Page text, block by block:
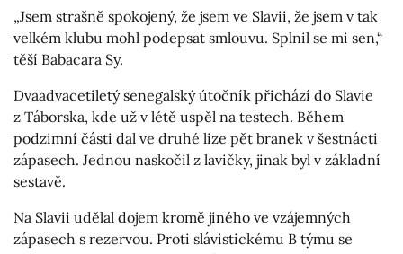
„Jsem strašně spokojený, že jsem ve Slavii, že jsem v tak
velkém klubu mohl podepsat smlouvu. Splnil se mi sen,“
těší Babacara Sy.
Dvaadvacetiletý senegalský útočník přichází do Slavie
z Táborska, kde už v létě uspěl na testech. Během
podzimní části dal ve druhé lize pět branek v šestnácti
zápasech. Jednou naskočil z lavičky, jinak byl v základní
sestavě.
Na Slavii udělal dojem kromě jiného ve vzájemných
zápasech s rezervou. Proti slávistickému B týmu se